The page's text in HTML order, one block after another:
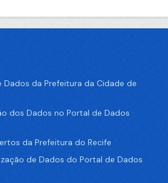
Dados da Prefeitura da Cidade de
dos Dados no Portal de Dados
da Prefeitura do Recife
de Dados do Portal de Dados